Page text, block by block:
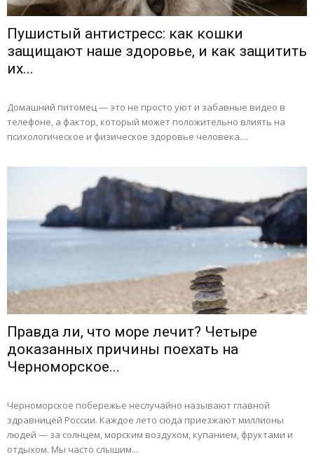
Пушистый антистресс: как кошки
защищают наше здоровье, и как защитить
их...
Домашний питомец — это не просто уют и забавные видео в
телефоне, а фактор, который может положительно влиять на
психологическое и физическое здоровье человека....
Правда ли, что море лечит? Четыре
доказанных причины поехать на
Черноморское...
Черноморское побережье неслучайно называют главной
здравницей России. Каждое лето сюда приезжают миллионы
людей — за солнцем, морским воздухом, купанием, фруктами и
отдыхом. Мы часто слышим...